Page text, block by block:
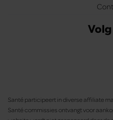
Santé participeert in diverse affiliate
Santé commissies ontvangt voor